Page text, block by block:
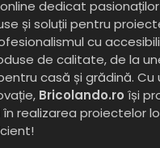
dedicat
și soluții pentru
cu
de calitate, de la
casă și grădină. Cu
Bricolando.ro își
realizarea proiectelor